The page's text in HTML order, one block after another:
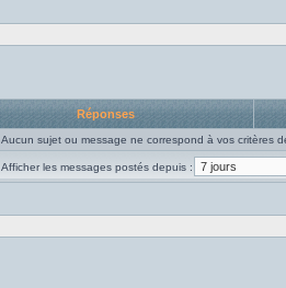
Réponses
Aucun sujet ou message ne correspond à vos critères
Afficher les messages postés depuis :